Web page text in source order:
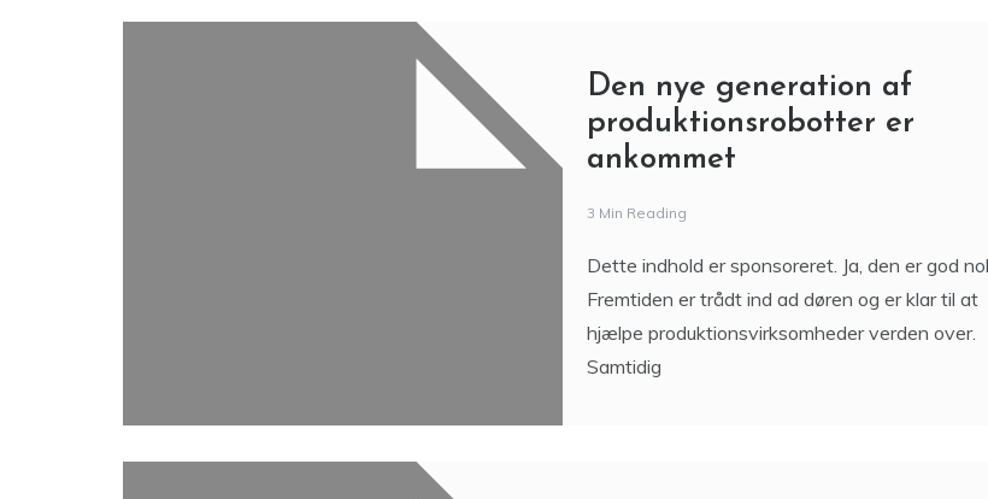
produktionsrobotter er
ankommet
3 Min Reading
Dette indhold er sponsoreret. Ja, den er god nok.